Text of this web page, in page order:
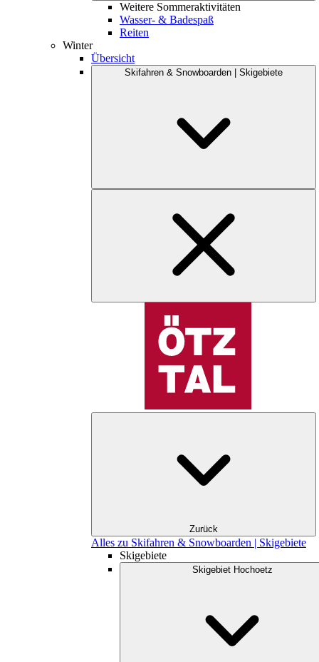
Weitere Sommeraktivitäten
Wasser- & Badespaß
Reiten
Winter
Übersicht
Skifahren & Snowboarden | Skigebiete
Zurück
Alles zu Skifahren & Snowboarden | Skigebiete
Skigebiete
Skigebiet Hochoetz